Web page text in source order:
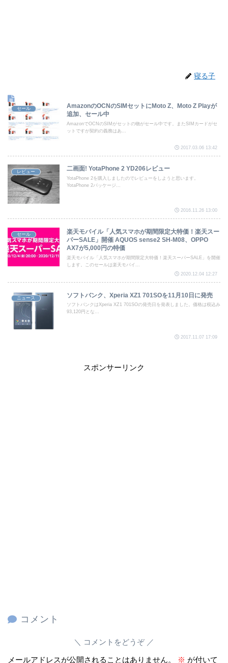
寝る子
セール
AmazonのOCNのSIMセットにMoto Z、Moto Z Playが
追加、セール中
AmazonでOCNのSIMがセットの物がセール中です。またSIMカードがセ
ットですが契約の義務はあ...
2017.03.06 13:42
レビュー 二画面! YotaPhone 2 YD206レビュー
YotaPhone 2を購入しましたのでレビューをしようと思います。
YotaPhone 2パッケージ...
2016.11.26 13:00
セール
楽天モバイル「人気スマホが期間限定大特価！楽天スー
パーSALE」開催 AQUOS sense2 SH-M08、OPPO
AX7が5,000円の特価
楽天モバイル「人気スマホが期間限定大特価！楽天スーパーSALE」を開催
します。このセールは楽天モバイ...
2020.12.04 12:27
ニュース ソフトバンク、Xperia XZ1 701SOを11月10日に発売
ソフトバンクはXperia XZ1 701SOの発売日を発表しました。価格は税込み
93,120円とな...
2017.11.07 17:09
スポンサーリンク
コメント
コメントをどうぞ
メールアドレスが公開されることはありません。 ※ が付いて